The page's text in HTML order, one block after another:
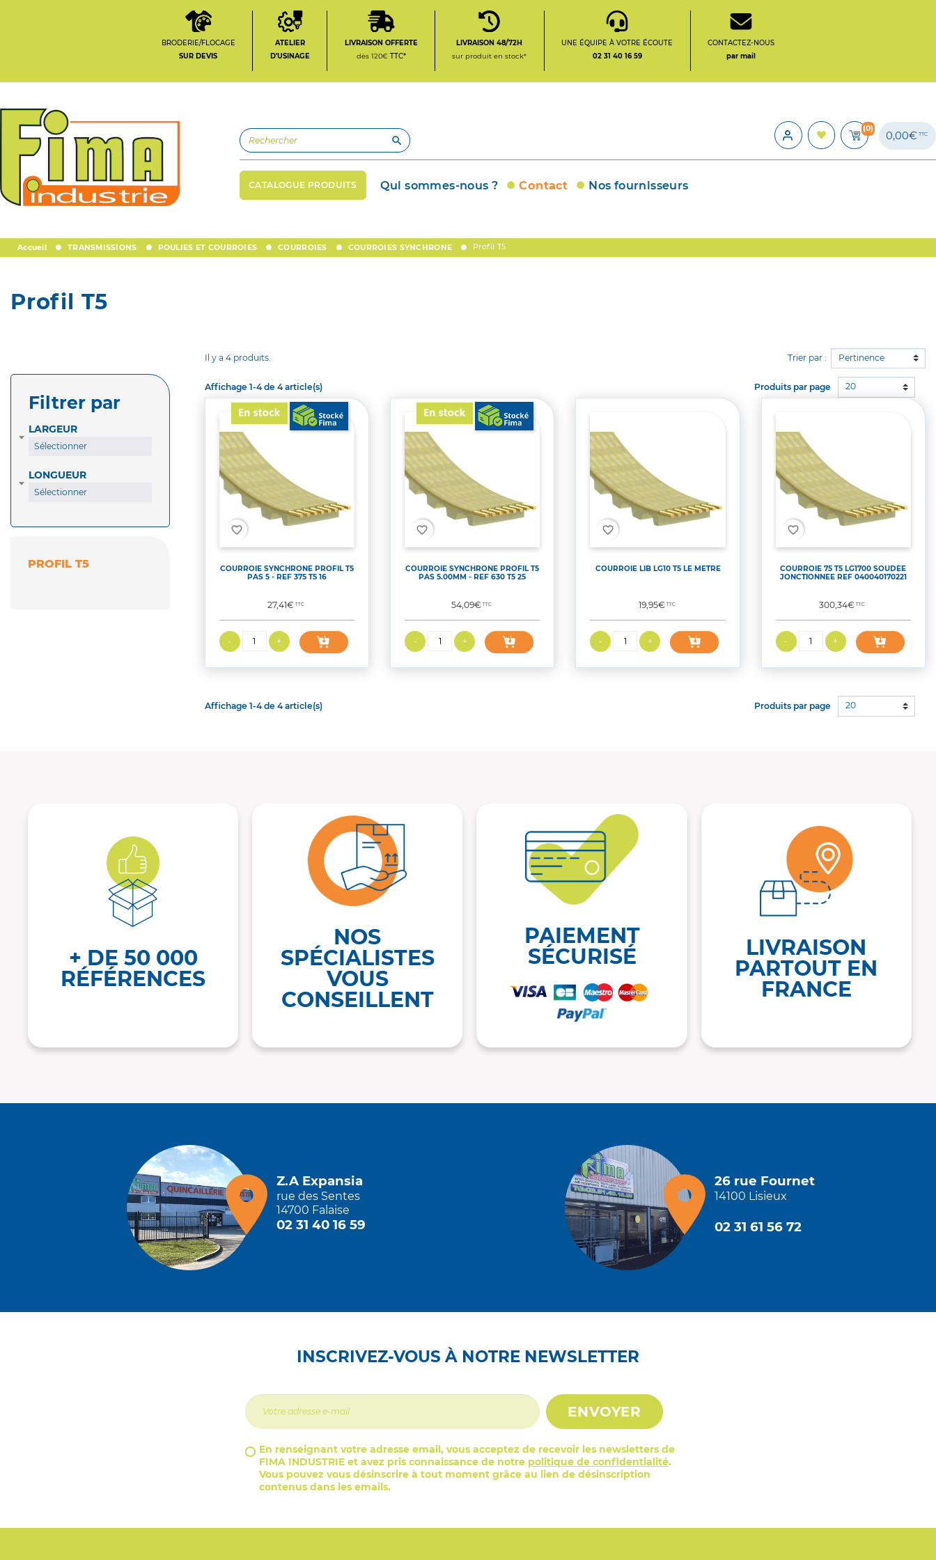
BRODERIE/FLOCAGE
SUR DEVIS
ATELIER
D'USINAGE
LIVRAISON OFFERTE
dès 120€ TTC*
LIVRAISON 48/72H
sur produit en stock*
UNE ÉQUIPE À VOTRE ÉCOUTE
02 31 40 16 59
CONTACTEZ-NOUS
par mail

(0)
0,00€TTC
CATALOGUE PRODUITS Qui sommes-nous ? Contact Nos fournisseurs
Accueil TRANSMISSIONS POULIES ET COURROIES COURROIES COURROIES SYNCHRONE Profil T5
Profil T5
Filtrer par
LARGEUR
Sélectionner
LONGUEUR
Sélectionner
PROFIL T5
Il y a 4 produits. Trier par :
Affichage 1-4 de 4 article(s) Produits par page 20
favorite_border
COURROIE SYNCHRONE PROFIL T5
PAS 5 - REF 375 T5 16
Prix
27,41€TTC
favorite_border
COURROIE SYNCHRONE PROFIL T5
PAS 5.00MM - REF 630 T5 25
Prix
54,09€TTC
favorite_border
COURROIE LIB LG10 T5 LE METRE
Prix
19,95€TTC
favorite_border
COURROIE 75 T5 LG1700 SOUDEE
JONCTIONNEE REF 040040170221
Prix
300,34€TTC
Affichage 1-4 de 4 article(s) Produits par page 20
+ DE 50 000
RÉFÉRENCES
NOS
SPÉCIALISTES
VOUS
CONSEILLENT
PAIEMENT
SÉCURISÉ
LIVRAISON
PARTOUT EN
FRANCE
Z.A Expansia
rue des Sentes
14700 Falaise
02 31 40 16 59
26 rue Fournet
14100 Lisieux
02 31 61 56 72
INSCRIVEZ-VOUS À NOTRE NEWSLETTER
ENVOYER
En renseignant votre adresse email, vous acceptez de recevoir les newsletters de
FIMA INDUSTRIE et avez pris connaissance de notre politique de confidentialité.
Vous pouvez vous désinscrire à tout moment grâce au lien de désinscription
contenus dans les emails.